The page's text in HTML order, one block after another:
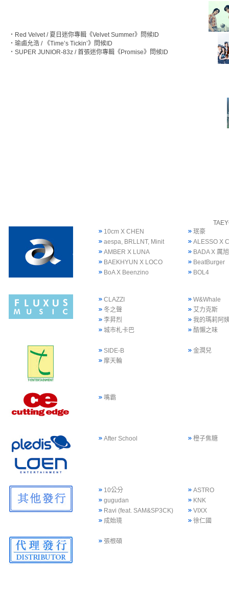
‧ Red Velvet / 夏日迷你專輯《Velvet Summer》問候ID
‧ 瑜鹵允浩 / 《Time’s Tickin’》問候ID
‧ SUPER JUNIOR-83z / 首張迷你專輯《Promise》問候ID
10cm X CHEN
珉豪
aespa, BRLLNT, Minit
ALESSO X
AMBER X LUNA
BADA X 厲旭
BAEKHYUN X LOCO
BeatBurger
BoA X Beenzino
BOL4
CLAZZI
W&Whale
冬之聲
艾力克斯
李昇烈
我的瑪莉阿
城市札卡巴
酷懶之味
SIDE-B
金潤兒
摩天輪
嘴霸
After School 橙子焦糖
10公分
ASTRO
gugudan
KNK
Ravi (feat. SAM&SP3CK)
VIXX
成始璄
徐仁國
張根碩